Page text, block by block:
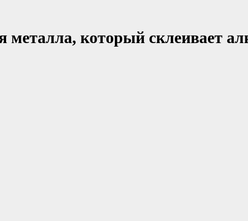
металла, который склеивает